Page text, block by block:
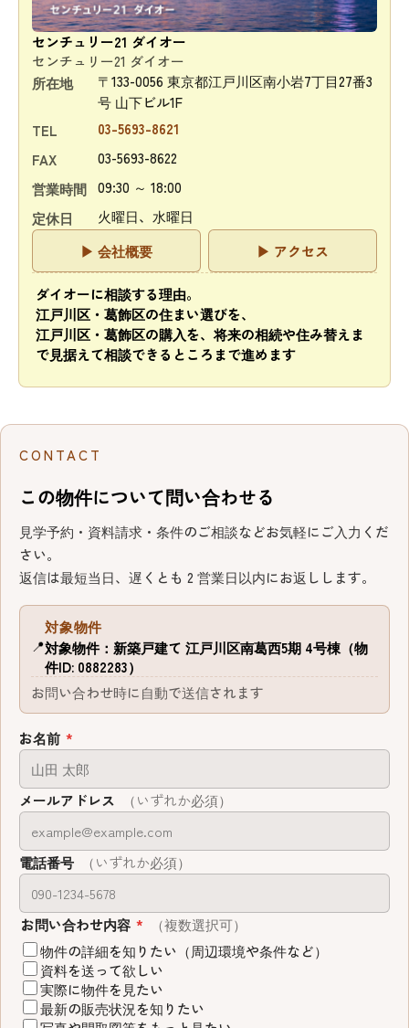
センチュリー21 ダイオー
センチュリー21 ダイオー
所在地
〒133-0056 東京都江戸川区南小岩7丁目27番3
号 山下ビル1F
TEL
03-5693-8621
FAX
03-5693-8622
営業時間 09:30 ～ 18:00
定休日
火曜日、水曜日
▶ 会社概要
▶ アクセス
ダイオーに相談する理由。
江戸川区・葛飾区の住まい選びを、
江戸川区・葛飾区の購入を、将来の相続や住み替えま
で見据えて相談できるところまで進めます
CONTACT
この物件について問い合わせる
見学予約・資料請求・条件のご相談などお気軽にご入力くだ
さい。
返信は最短当日、遅くとも 2 営業日以内にお返しします。
📍
対象物件
対象物件：新築戸建て 江戸川区南葛西5期 4号棟（物
件ID: 0882283）
お問い合わせ時に自動で送信されます
お名前 *
メールアドレス （いずれか必須）
電話番号 （いずれか必須）
お問い合わせ内容 *
（複数選択可）
物件の詳細を知りたい（周辺環境や条件など）
資料を送って欲しい
実際に物件を見たい
最新の販売状況を知りたい